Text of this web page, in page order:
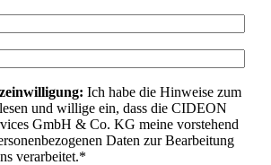
Ich habe die Hinweise zum
und willige ein, dass die CIDEON
GmbH & Co. KG meine vorstehend
Daten zur Bearbeitung
verarbeitet.*